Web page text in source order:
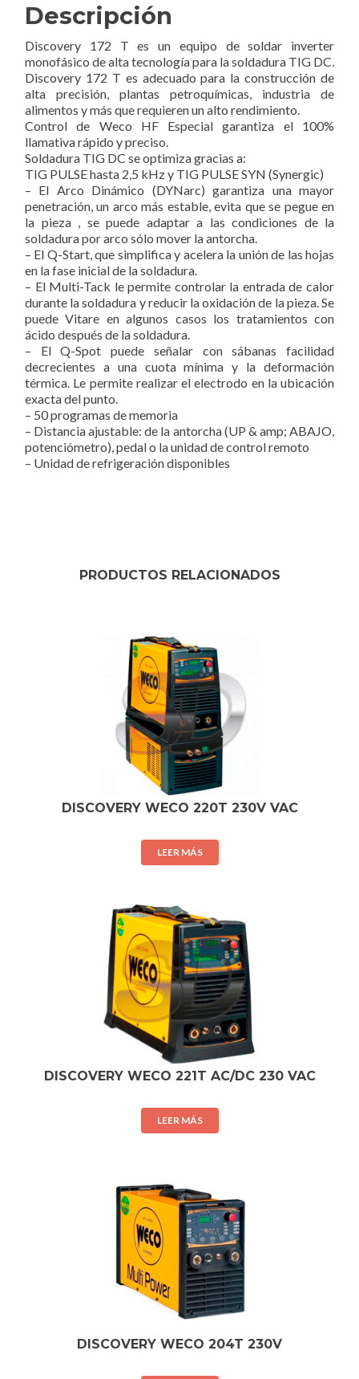
Descripción
Discovery 172 T es un equipo de soldar inverter
monofásico de alta tecnología para la soldadura TIG DC.
Discovery 172 T es adecuado para la construcción de
alta precisión, plantas petroquímicas, industria de
alimentos y más que requieren un alto rendimiento.
Control de Weco HF Especial garantiza el 100%
llamativa rápido y preciso.
Soldadura TIG DC se optimiza gracias a:
TIG PULSE hasta 2,5 kHz y TIG PULSE SYN (Synergic)
– El Arco Dinámico (DYNarc) garantiza una mayor
penetración, un arco más estable, evita que se pegue en
la pieza , se puede adaptar a las condiciones de la
soldadura por arco sólo mover la antorcha.
– El Q-Start, que simplifica y acelera la unión de las hojas
en la fase inicial de la soldadura.
– El Multi-Tack le permite controlar la entrada de calor
durante la soldadura y reducir la oxidación de la pieza. Se
puede Vitare en algunos casos los tratamientos con
ácido después de la soldadura.
– El Q-Spot puede señalar con sábanas facilidad
decrecientes a una cuota mínima y la deformación
térmica. Le permite realizar el electrodo en la ubicación
exacta del punto.
– 50 programas de memoria
– Distancia ajustable: de la antorcha (UP & amp; ABAJO,
potenciómetro), pedal o la unidad de control remoto
– Unidad de refrigeración disponibles
PRODUCTOS RELACIONADOS
DISCOVERY WECO 220T 230V VAC
LEER MÁS
DISCOVERY WECO 221T AC/DC 230 VAC
LEER MÁS
DISCOVERY WECO 204T 230V